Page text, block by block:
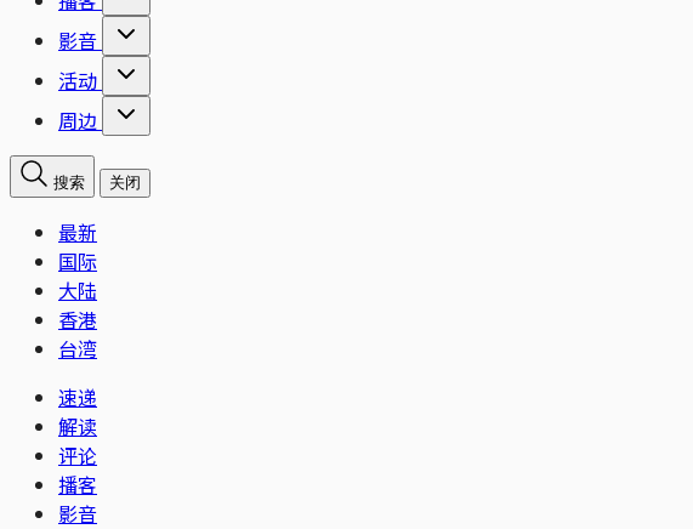
影音
活动
周边
搜索 关闭
最新
国际
大陆
香港
台湾
速递
解读
评论
播客
影音